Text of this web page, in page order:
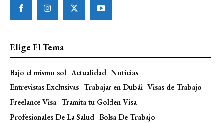
Elige El Tema
Bajo el mismo sol Actualidad Noticias
Entrevistas Exclusivas Trabajar en Dubái Visas de Trabajo
Freelance Visa Tramita tu Golden Visa
Profesionales De La Salud Bolsa De Trabajo